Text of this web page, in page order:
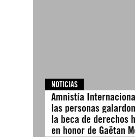
NOTICIAS
Amnistía
las personas
la beca de derechos
en honor de Gaëtan